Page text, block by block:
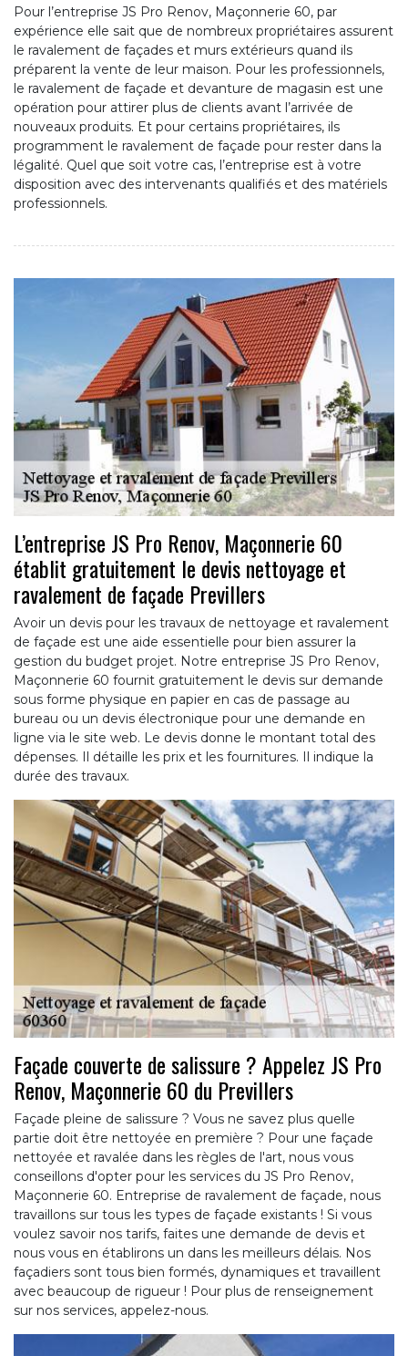
Pour l’entreprise JS Pro Renov, Maçonnerie 60, par
expérience elle sait que de nombreux propriétaires assurent
le ravalement de façades et murs extérieurs quand ils
préparent la vente de leur maison. Pour les professionnels,
le ravalement de façade et devanture de magasin est une
opération pour attirer plus de clients avant l’arrivée de
nouveaux produits. Et pour certains propriétaires, ils
programment le ravalement de façade pour rester dans la
légalité. Quel que soit votre cas, l’entreprise est à votre
disposition avec des intervenants qualifiés et des matériels
professionnels.
L’entreprise JS Pro Renov, Maçonnerie 60
établit gratuitement le devis nettoyage et
ravalement de façade Previllers
Avoir un devis pour les travaux de nettoyage et ravalement
de façade est une aide essentielle pour bien assurer la
gestion du budget projet. Notre entreprise JS Pro Renov,
Maçonnerie 60 fournit gratuitement le devis sur demande
sous forme physique en papier en cas de passage au
bureau ou un devis électronique pour une demande en
ligne via le site web. Le devis donne le montant total des
dépenses. Il détaille les prix et les fournitures. Il indique la
durée des travaux.
Façade couverte de salissure ? Appelez JS Pro
Renov, Maçonnerie 60 du Previllers
Façade pleine de salissure ? Vous ne savez plus quelle
partie doit être nettoyée en première ? Pour une façade
nettoyée et ravalée dans les règles de l'art, nous vous
conseillons d'opter pour les services du JS Pro Renov,
Maçonnerie 60. Entreprise de ravalement de façade, nous
travaillons sur tous les types de façade existants ! Si vous
voulez savoir nos tarifs, faites une demande de devis et
nous vous en établirons un dans les meilleurs délais. Nos
façadiers sont tous bien formés, dynamiques et travaillent
avec beaucoup de rigueur ! Pour plus de renseignement
sur nos services, appelez-nous.